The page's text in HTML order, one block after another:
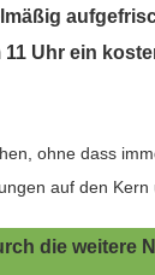
Uhr ein
ohne dass
auf den Kern
die weitere